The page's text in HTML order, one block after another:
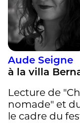
Aude Seigne
à la villa
Lecture de
nomade" et
le cadre du